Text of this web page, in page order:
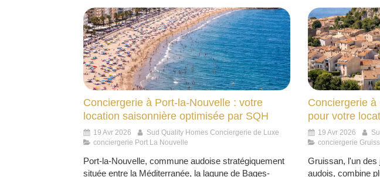
Conciergerie à Port-la-Nouvelle : votre
location saisonnière optimisée par SQH
19 Avr 2026
Sud Quality Homes Conciergerie de Luxe
conciergerie Port La Nouvelle
Port-la-Nouvelle, commune audoise stratégiquement
située entre la Méditerranée, la lagune de Bages-
Conciergerie
pour votre
19 Avr 2026
conciergerie
Gruissan, l'un des
audois, combine